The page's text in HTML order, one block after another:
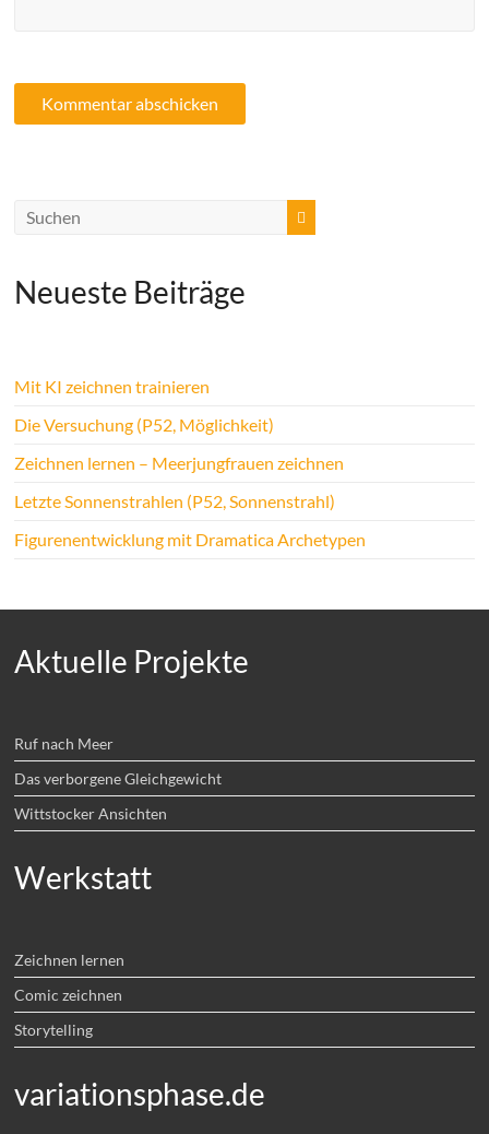
Neueste Beiträge
Mit KI zeichnen trainieren
Die Versuchung (P52, Möglichkeit)
Zeichnen lernen – Meerjungfrauen zeichnen
Letzte Sonnenstrahlen (P52, Sonnenstrahl)
Figurenentwicklung mit Dramatica Archetypen
Aktuelle Projekte
Ruf nach Meer
Das verborgene Gleichgewicht
Wittstocker Ansichten
Werkstatt
Zeichnen lernen
Comic zeichnen
Storytelling
variationsphase.de